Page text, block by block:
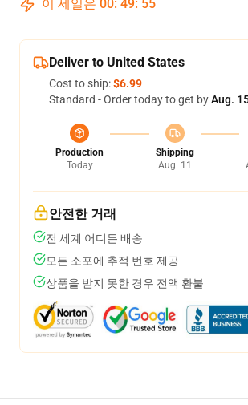
이 세일은 00: 49: 54
Deliver to United States
Cost to ship:$6.99
Standard - Order today to get byAug.
Production
Today
Shipping
Aug. 11
안전한 거래
전 세계 어디든 배송
모든 소포에 추적 번호 제공
상품을 받지 못한 경우 전액 환불